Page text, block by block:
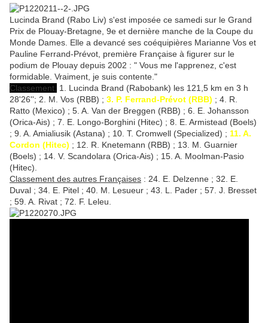
Lucinda Brand (Rabo Liv) s'est imposée ce samedi sur le Grand
Prix de Plouay-Bretagne, 9e et dernière manche de la Coupe du
Monde Dames. Elle a devancé ses coéquipières Marianne Vos et
Pauline Ferrand-Prévot, première Française à figurer sur le
podium de Plouay depuis 2002 : " Vous me l'apprenez, c'est
formidable. Vraiment, je suis contente."
Classement: 1. Lucinda Brand (Rabobank) les 121,5 km en 3 h
28'26''; 2. M. Vos (RBB) ; 3. P. Ferrand-Prévot (RBB) ; 4. R.
Ratto (Mexico) ; 5. A. Van der Breggen (RBB) ; 6. E. Johansson
(Orica-Ais) ; 7. E. Longo-Borghini (Hitec) ; 8. E. Armistead (Boels)
; 9. A. Amialiusik (Astana) ; 10. T. Cromwell (Specialized) ; 11. A.
Cordon (Hitec) ; 12. R. Knetemann (RBB) ; 13. M. Guarnier
(Boels) ; 14. V. Scandolara (Orica-Ais) ; 15. A. Moolman-Pasio
(Hitec).
Classement des autres Françaises : 24. E. Delzenne ; 32. E.
Duval ; 34. E. Pitel ; 40. M. Lesueur ; 43. L. Pader ; 57. J. Bresset
; 59. A. Rivat ; 72. F. Leleu.